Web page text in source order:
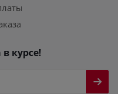
в курсе!